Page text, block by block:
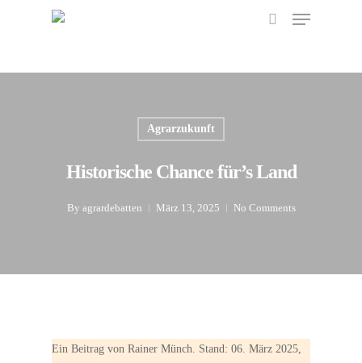
content
Menu
Agrarzukunft
Historische Chance für’s Land
By agrardebatten März 13, 2025 No Comments
Ein Beitrag von Rainer Münch. Stand: 06. März 2025,